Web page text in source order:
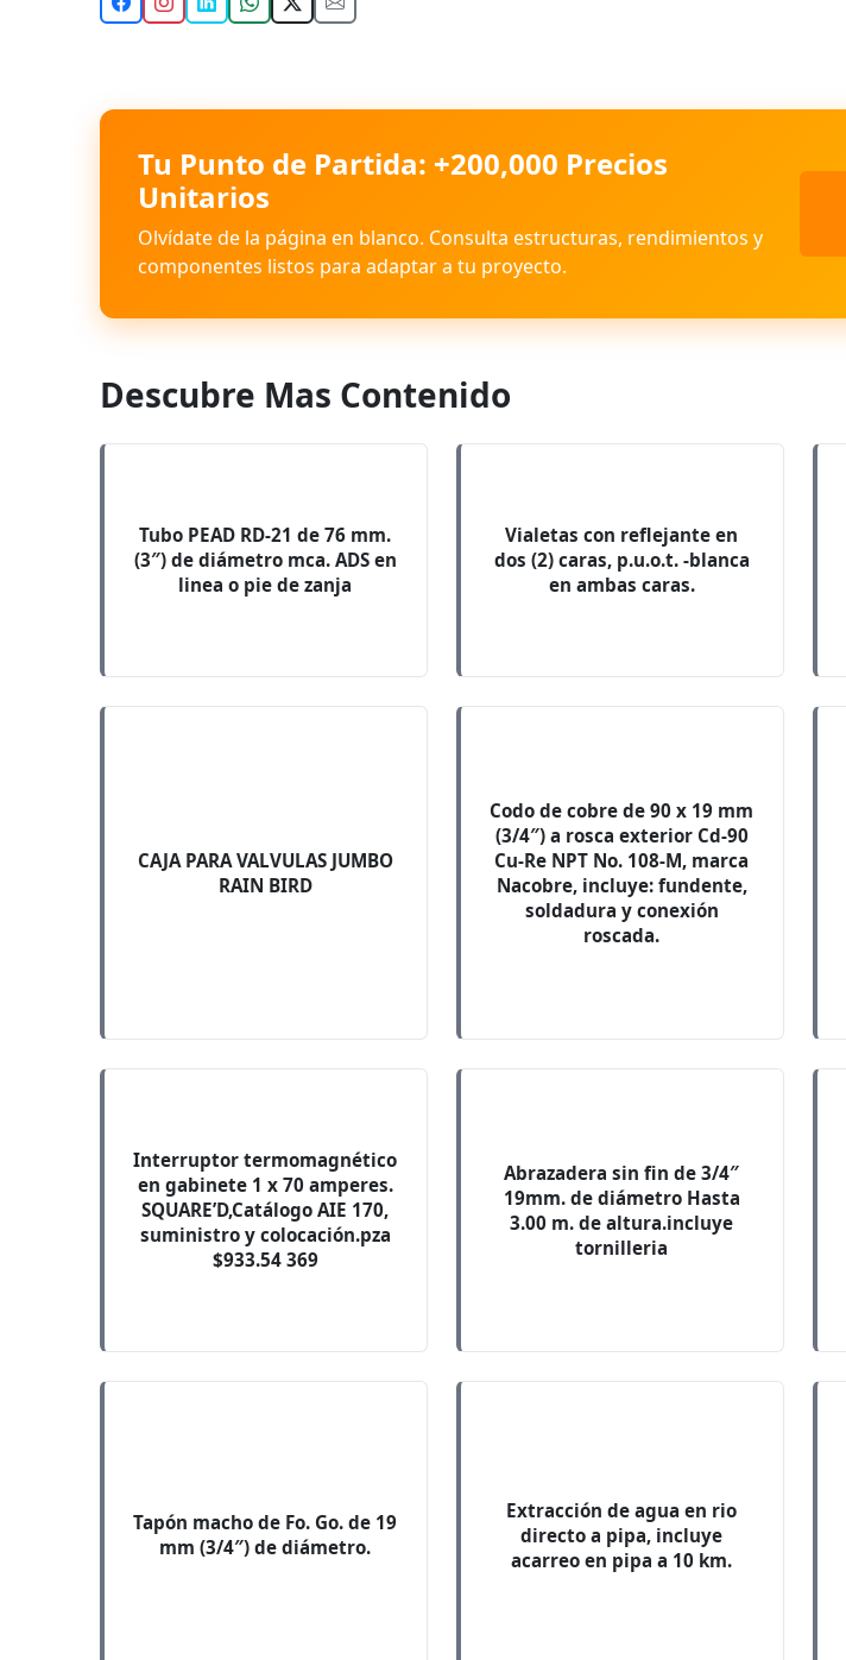
Tu Punto de Partida: +200,000 Precios
Unitarios
Olvídate de la página en blanco. Consulta estructuras, rendimientos y
componentes listos para adaptar a tu proyecto.
Descubre Mas Contenido
Tubo PEAD RD-21 de 76 mm.
(3″) de diámetro mca. ADS en
linea o pie de zanja
Vialetas con reflejante en
dos (2) caras, p.u.o.t. -blanca
en ambas caras.
CAJA PARA VALVULAS JUMBO
RAIN BIRD
Codo de cobre de 90 x 19 mm
(3/4″) a rosca exterior Cd-90
Cu-Re NPT No. 108-M, marca
Nacobre, incluye: fundente,
soldadura y conexión
roscada.
Interruptor termomagnético
en gabinete 1 x 70 amperes.
SQUARE’D,Catálogo AIE 170,
suministro y colocación.pza
$933.54 369
Abrazadera sin fin de 3/4″
19mm. de diámetro Hasta
3.00 m. de altura.incluye
tornilleria
Tapón macho de Fo. Go. de 19
mm (3/4″) de diámetro.
Extracción de agua en rio
directo a pipa, incluye
acarreo en pipa a 10 km.